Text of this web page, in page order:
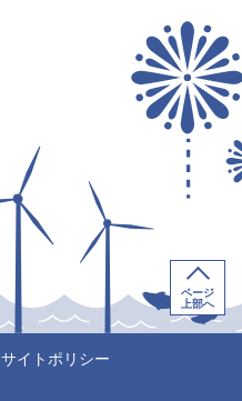
サイトポリシー
ページ
上部へ